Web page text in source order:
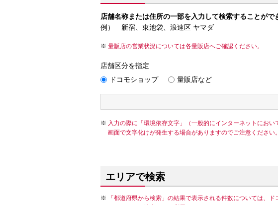
店舗名称または住所の一部を入力して検索することがで
例） 新宿、東池袋、浪速区 ヤマダ
量販店の営業状況については各量販店へご確認ください。
店舗区分を指定
ドコモショップ
量販店など
入力の際に「環境依存文字」（一般的にインターネットにお
画面で文字化けが発生する場合がありますのでご注意ください。
エリアで検索
「都道府県から検索」の結果で表示される件数については、